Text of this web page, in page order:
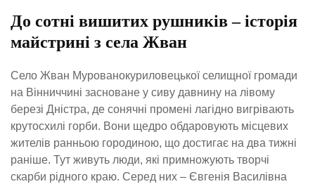
До сотні вишитих рушників – історія
майстрині з села Жван
Село Жван Мурованокуриловецької селищної громади
на Вінниччині засноване у сиву давнину на лівому
березі Дністра, де сонячні промені лагідно вигрівають
крутосхилі горби. Вони щедро обдаровують місцевих
жителів ранньою городиною, що достигає на два тижні
раніше. Тут живуть люди, які примножують творчі
скарби рідного краю. Серед них – Євгенія Василівна